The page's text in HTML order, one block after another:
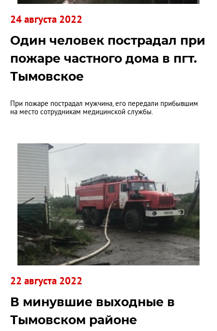
Один человек пострадал при
пожаре частного дома в пгт.
Тымовское
При пожаре пострадал мужчина, его передали прибывшим
на место сотрудникам медицинской службы.
24 августа 2022
В минувшие выходные в
Тымовском районе
22 августа 2022